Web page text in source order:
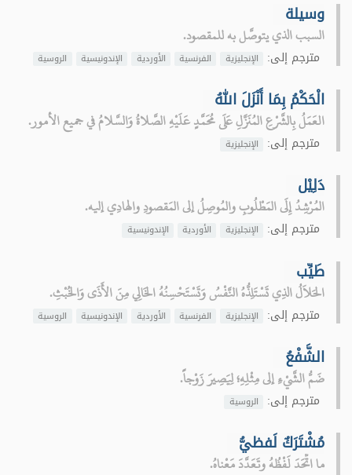
وسيلة
السبب الذي يتوصَّل به للمقصود.
مترجم إلى: الإنجليزية الفرنسية الأوردية الإندونيسية الروسية
الْحَكْمُ بِمَا أَنْزَلَ اللهُ
العَمَلُ بِالشَّرْعِ المُنَزَّلِ عَلَى مُحَمَّدٍ عَلَيْهِ الصَّلاةُ وَالسَّلامُ في جميع الأمور.
مترجم إلى: الإنجليزية
دَلِيْل
المُرْشِدُ إِلَى المَطْلُوبِ والمُوصِلُ إلى المَقصودِ والهادِي إليه.
مترجم إلى: الإنجليزية الأوردية الإندونيسية
طَيِّب
الحَلاَلُ الذِي تَسْتَلِذُّهُ النَّفْسُ وَتَسْتَحْسِنُهُ الخَالِي مِنَ الأَذَى وَالخُبْثِ.
مترجم إلى: الإنجليزية الفرنسية الأوردية الإندونيسية الروسية
الشَّفْعُ
ضَمُّ الشَّيْءِ إلى مِثْلِهِ؛ لِيَصِيرَ زَوْجاً.
مترجم إلى: الروسية
مُشْتَرَكٌ لَفظيُّ
ما اتَّحَدَ لَفْظُهُ وتَعَدَّدَ مَعْناهُ.